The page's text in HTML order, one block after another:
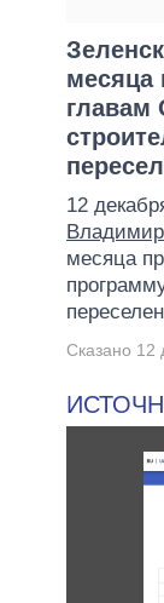
МЭРЫ
ВСЕ
месяца
главам
12
месяца
Сказано 12